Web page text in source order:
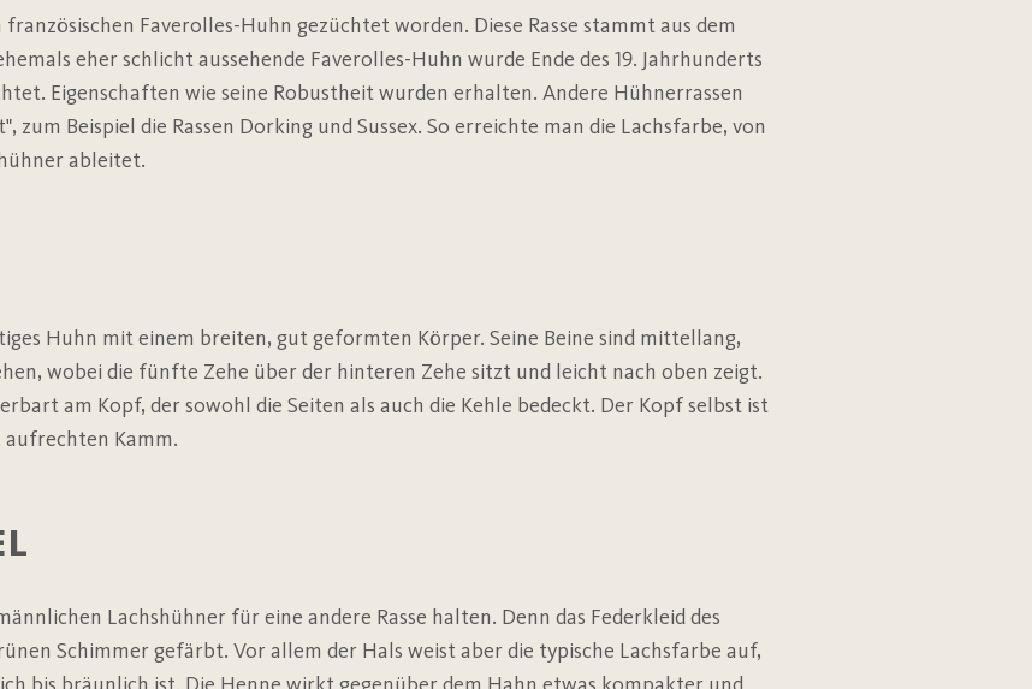
Faverolles-Huhn gezüchtet worden. Diese Rasse stammt aus dem
eher schlicht aussehende Faverolles-Huhn wurde Ende des 19. Jahrhunderts
Eigenschaften wie seine Robustheit wurden erhalten. Andere Hühnerrassen
Beispiel die Rassen Dorking und Sussex. So erreichte man die Lachsfarbe, von
ableitet.
Huhn mit einem breiten, gut geformten Körper. Seine Beine sind mittellang,
wobei die fünfte Zehe über der hinteren Zehe sitzt und leicht nach oben zeigt.
am Kopf, der sowohl die Seiten als auch die Kehle bedeckt. Der Kopf selbst ist
Kamm.
Lachshühner für eine andere Rasse halten. Denn das Federkleid des
Schimmer gefärbt. Vor allem der Hals weist aber die typische Lachsfarbe auf,